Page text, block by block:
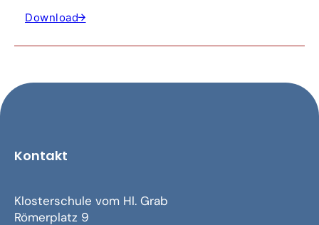
Download
Kontakt
Klosterschule vom Hl. Grab
Römerplatz 9